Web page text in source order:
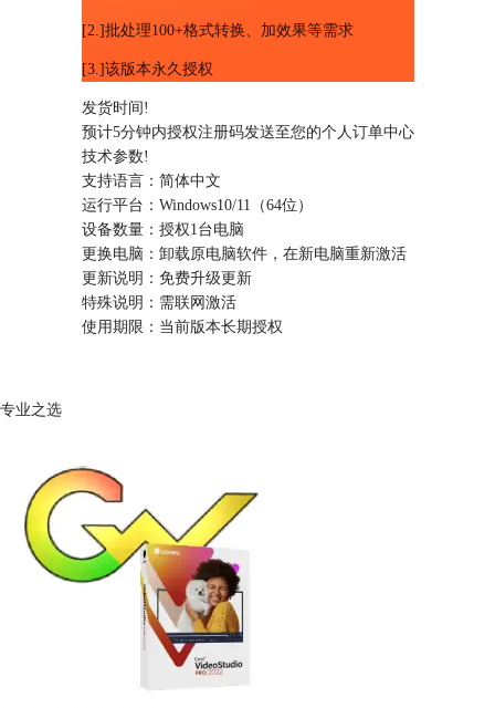
[2.]批处理100+格式转换、加效果等需求
[3.]该版本永久授权
发货时间!
预计5分钟内授权注册码发送至您的个人订单中心
技术参数!
支持语言： 简体中文
运行平台： Windows10/11（64位）
设备数量： 授权1台电脑
更换电脑： 卸载原电脑软件，在新电脑重新激活
更新说明： 免费升级更新
特殊说明： 需联网激活
使用期限： 当前版本长期授权
专业之选